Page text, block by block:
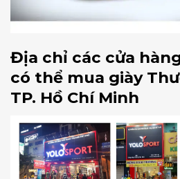
Địa chỉ các cửa hàng
có thể mua giày
TP. Hồ Chí Minh